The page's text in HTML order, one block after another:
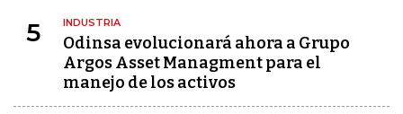
5 INDUSTRIA
Odinsa evolucionará ahora a Grupo
Argos Asset Managment para el
manejo de los activos